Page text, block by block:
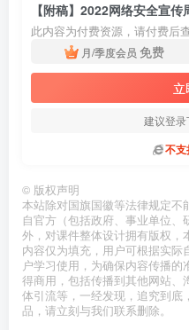
【附稿】2022网络安全宣
此内容为付费资源，请付费后
月/季度会员 免费
立
建议登
不
© 版权声明
本站除对国旗国徽等法律规定
自官方（包括政府、事业单位
外，对课件整体设计拥有版权，
内容仅为填充，用户可根据实
户学习使用，为确保内容传播
得商用，包括传播到其他网站、
体引流等，一经发现，追究到
品，请立刻与我们联系删除。